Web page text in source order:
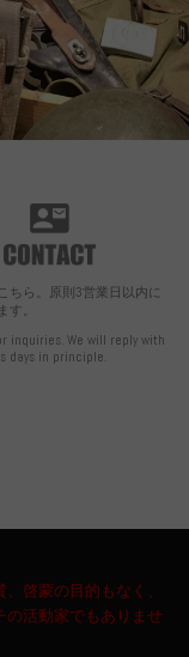
ちら。原則3営業日以内に
す。
inquiries. We will reply with
days in principle.
啓蒙の目的もなく、
の活動家でもありませ